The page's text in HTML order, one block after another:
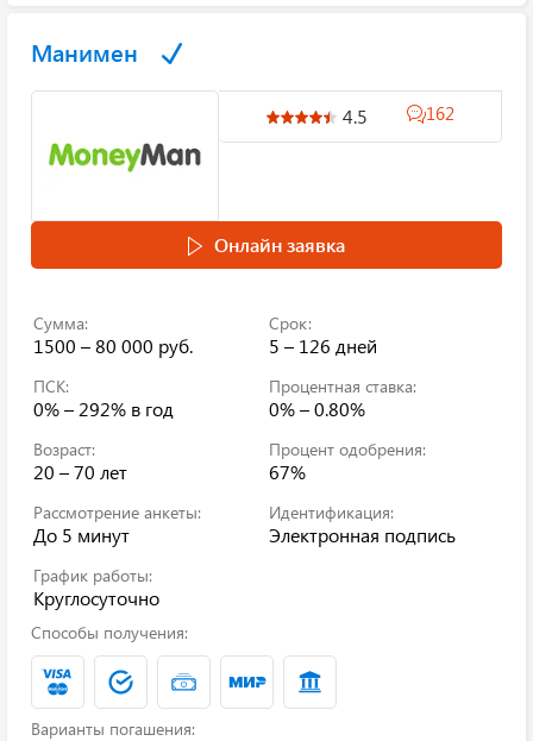
Манимен
4.5 162
Онлайн заявка
Сумма:
1500 – 80 000 руб.
Срок:
5 – 126 дней
ПСК:
0% – 292% в год
Процентная ставка:
0% – 0.80%
Возраст:
20 – 70 лет
Процент одобрения:
67%
Рассмотрение анкеты:
До 5 минут
Идентификация:
Электронная подпись
График работы:
Круглосуточно
Способы получения:
Варианты погашения: